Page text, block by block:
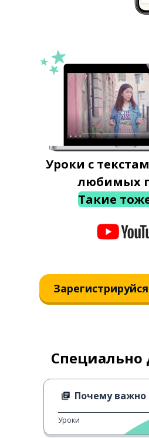
Уроки с
любимых
Такие
Специально
Почему важно
Уроки